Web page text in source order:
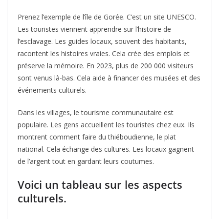
Prenez l’exemple de l’île de Gorée. C’est un site UNESCO.
Les touristes viennent apprendre sur l’histoire de
l’esclavage. Les guides locaux, souvent des habitants,
racontent les histoires vraies. Cela crée des emplois et
préserve la mémoire. En 2023, plus de 200 000 visiteurs
sont venus là-bas. Cela aide à financer des musées et des
événements culturels.
Dans les villages, le tourisme communautaire est
populaire. Les gens accueillent les touristes chez eux. Ils
montrent comment faire du thiéboudienne, le plat
national. Cela échange des cultures. Les locaux gagnent
de l’argent tout en gardant leurs coutumes.
Voici un tableau sur les aspects
culturels.